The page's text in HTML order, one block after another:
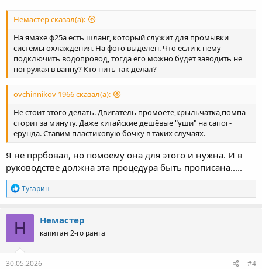
Немастер сказал(а):
На ямахе ф25а есть шланг, который служит для промывки
системы охлаждения. На фото выделен. Что если к нему
подключить водопровод, тогда его можно будет заводить не
погружая в ванну? Кто нить так делал?
ovchinnikov 1966 сказал(а):
Не стоит этого делать. Двигатель промоете,крыльчатка,помпа
сгорит за минуту. Даже китайские дешёвые "уши" на сапог-
ерунда. Ставим пластиковую бочку в таких случаях.
Я не пррбовал, но помоему она для этого и нужна. И в
руководстве должна эта процедура быть прописана.....
Р
е
а
к
ц
и
и
:
Тугарин
Н Немастер
капитан 2-го ранга
30.05.2026 #4